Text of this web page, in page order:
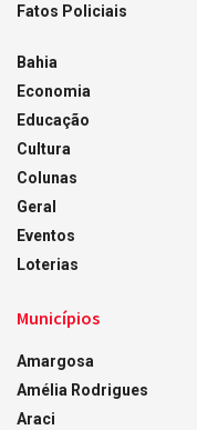
Fatos Policiais
Bahia
Economia
Educação
Cultura
Colunas
Geral
Eventos
Loterias
Municípios
Amargosa
Amélia Rodrigues
Araci